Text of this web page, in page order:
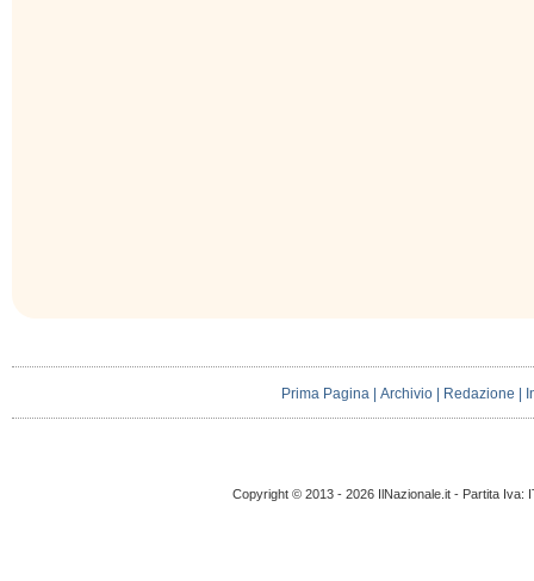
Prima Pagina |Archivio | Redazione |
Copyright © 2013 - 2026 IlNazionale.it - Partita Iva: